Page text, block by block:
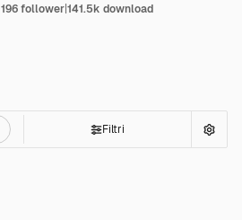
196 follower|141.5k download
Filtri